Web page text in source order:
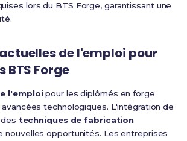
lors du BTS Forge, garantissant une
de l'emploi pour
BTS Forge
l'emploipour les diplômés en forge
technologiques. L'intégration de
techniques de fabrication
nouvelles opportunités. Les entreprises